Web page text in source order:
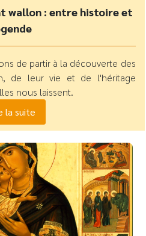
wallon : entre histoire et
de partir à la découverte des
de leur vie et de l'héritage
nous laissent.
la suite